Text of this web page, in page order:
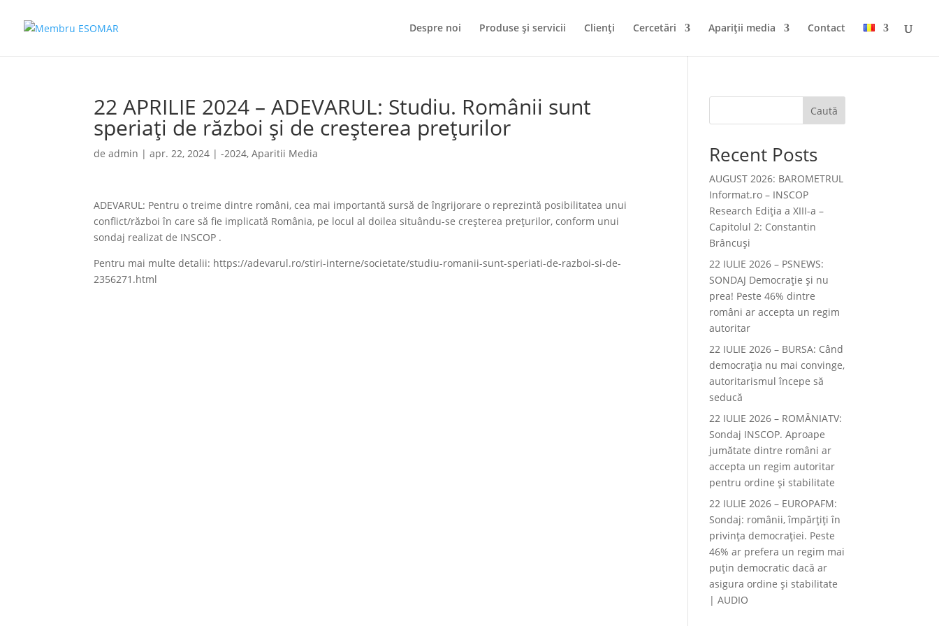
Despre noi Produse și servicii Clienți Cercetări Apariții media Contact
22 APRILIE 2024 – ADEVARUL: Studiu. Românii sunt
speriați de război și de creșterea prețurilor
deadmin |apr. 22, 2024 |-2024,Aparitii Media
ADEVARUL: Pentru o treime dintre români, cea mai importantă sursă de îngrijorare o reprezintă posibilitatea unui
conflict/război în care să fie implicată România, pe locul al doilea situându-se creşterea preţurilor, conform unui
sondaj realizat de INSCOP .
Pentru mai multe detalii: https://adevarul.ro/stiri-interne/societate/studiu-romanii-sunt-speriati-de-razboi-si-de-
2356271.html
Caută
Recent Posts
AUGUST 2026: BAROMETRUL
Informat.ro – INSCOP
Research Ediția a XIII-a –
Capitolul 2: Constantin
Brâncuși
22 IULIE 2026 – PSNEWS:
SONDAJ Democrație și nu
prea! Peste 46% dintre
români ar accepta un regim
autoritar
22 IULIE 2026 – BURSA: Când
democraţia nu mai convinge,
autoritarismul începe să
seducă
22 IULIE 2026 – ROMÂNIATV:
Sondaj INSCOP. Aproape
jumătate dintre români ar
accepta un regim autoritar
pentru ordine și stabilitate
22 IULIE 2026 – EUROPAFM:
Sondaj: românii, împărțiți în
privința democrației. Peste
46% ar prefera un regim mai
puțin democratic dacă ar
asigura ordine și stabilitate
| AUDIO